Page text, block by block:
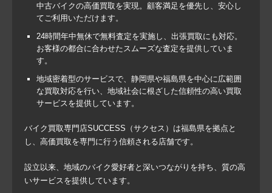
中古バイクの高価買取を実現。顧客満足を優先し、安心し
てご利用いただけます。
24時間年中無休で無料査定を実施し、出張買取にも対応。
お客様の都合に合わせたスムーズな査定を提供していま
す。
地域密着型のサービスで、静岡県や福島県を中心に広範囲
な買取対応を行い、地域社会に根ざした信頼性の高い買取
サービスを提供しています。
バイク買取専門店SUCCESS（サクセス）は福島県を拠点と
し、高価買取を専門に行う信頼される店舗です。
設立以来、地域のバイク愛好者と深いつながりを持ち、質の高
いサービスを提供しています。